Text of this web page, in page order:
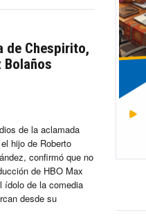
de Chespirito,
Bolaños
de la aclamada
hijo de Roberto
confirmó que no
de HBO Max
ídolo de la comedia
desde su